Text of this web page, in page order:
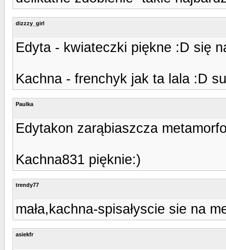
dizzzy_girl
Edyta - kwiateczki piękne :D się
Kachna - frenchyk jak ta lala :D
Paulka
Edytakon zarąbiaszcza
Kachna831 pięknie:)
trendy77
mała,kachna-spisałyscie sie na
asiekfr